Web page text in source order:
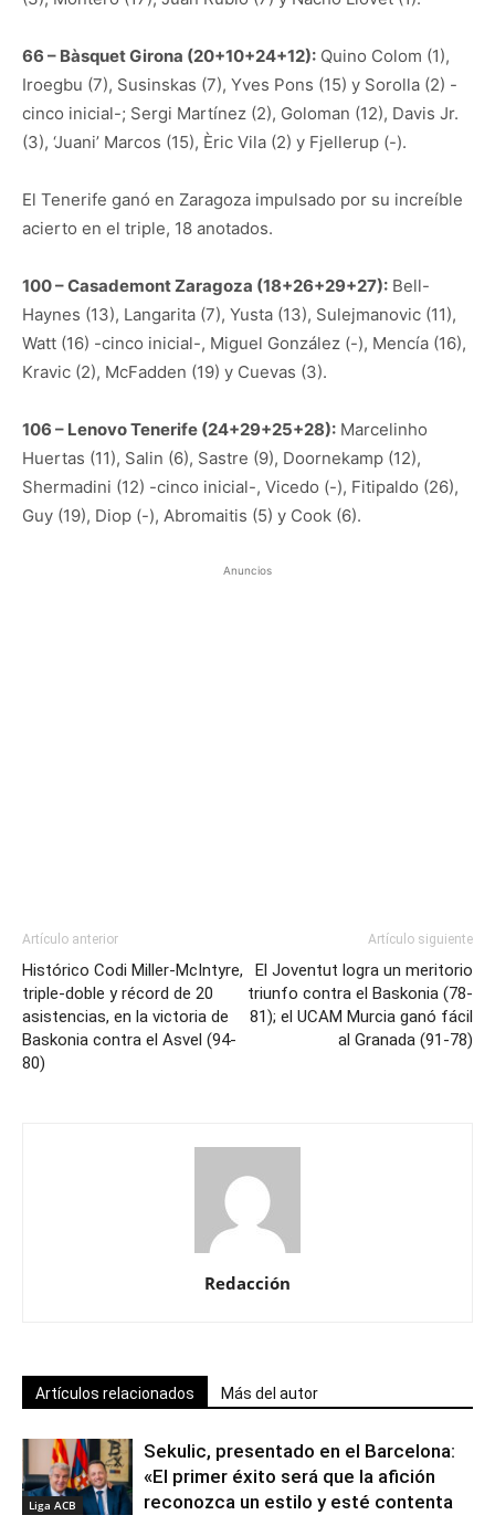
66 – Bàsquet Girona (20+10+24+12): Quino Colom (1),
Iroegbu (7), Susinskas (7), Yves Pons (15) y Sorolla (2) -
cinco inicial-; Sergi Martínez (2), Goloman (12), Davis Jr.
(3), ‘Juani’ Marcos (15), Èric Vila (2) y Fjellerup (-).
El Tenerife ganó en Zaragoza impulsado por su increíble
acierto en el triple, 18 anotados.
100 – Casademont Zaragoza (18+26+29+27): Bell-
Haynes (13), Langarita (7), Yusta (13), Sulejmanovic (11),
Watt (16) -cinco inicial-, Miguel González (-), Mencía (16),
Kravic (2), McFadden (19) y Cuevas (3).
106 – Lenovo Tenerife (24+29+25+28): Marcelinho
Huertas (11), Salin (6), Sastre (9), Doornekamp (12),
Shermadini (12) -cinco inicial-, Vicedo (-), Fitipaldo (26),
Guy (19), Diop (-), Abromaitis (5) y Cook (6).
Anuncios
Artículo anterior
Histórico Codi Miller-McIntyre,
triple-doble y récord de 20
asistencias, en la victoria de
Baskonia contra el Asvel (94-
80)
Artículo siguiente
El Joventut logra un meritorio
triunfo contra el Baskonia (78-
81); el UCAM Murcia ganó fácil
al Granada (91-78)
Redacción
Artículos relacionados Más del autor
Liga ACB
Sekulic, presentado en el Barcelona:
«El primer éxito será que la afición
reconozca un estilo y esté contenta